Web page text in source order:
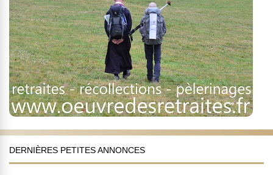
DERNIÈRES PETITES ANNONCES